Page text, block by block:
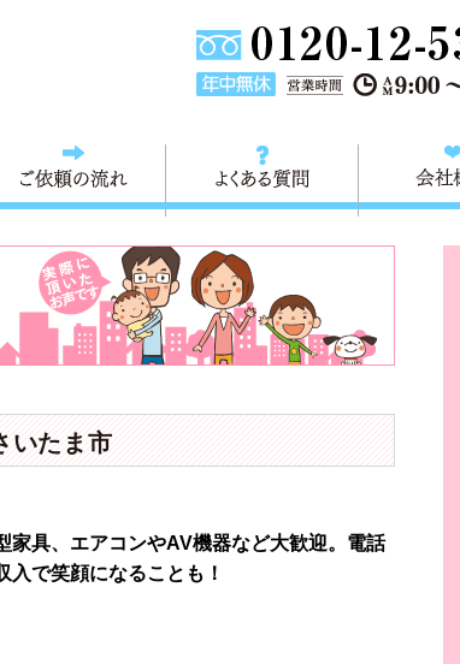
ご依頼の流れ よくある質問
いたま市
家具、エアコンやAV機器など大歓迎。電話
で笑顔になることも！